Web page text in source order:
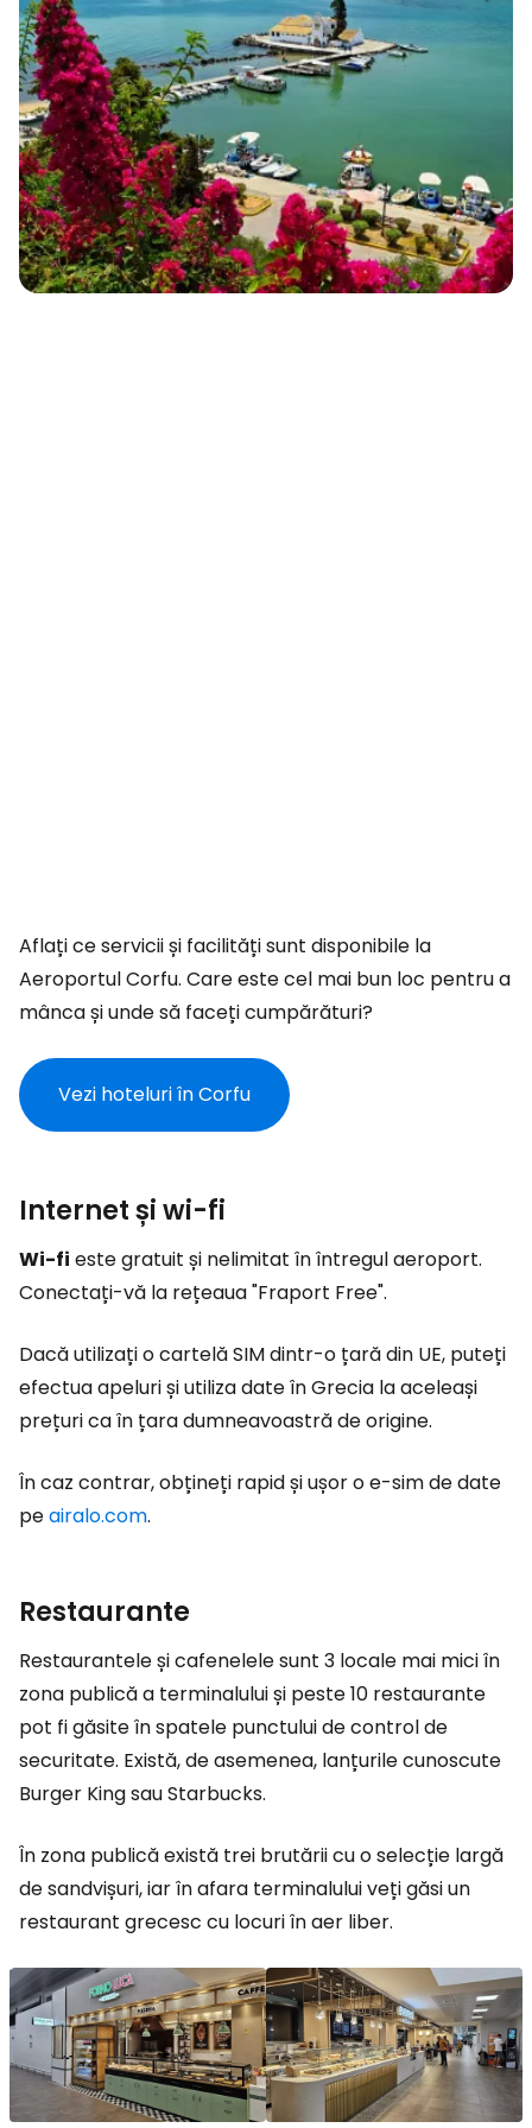
Aflați ce servicii și facilități sunt disponibile la
Aeroportul Corfu. Care este cel mai bun loc pentru a
mânca și unde să faceți cumpărături?
Vezi hoteluri în Corfu
Internet și wi-fi
Wi-fi este gratuit și nelimitat în întregul aeroport.
Conectați-vă la rețeaua "Fraport Free".
Dacă utilizați o cartelă SIM dintr-o țară din UE, puteți
efectua apeluri și utiliza date în Grecia la aceleași
prețuri ca în țara dumneavoastră de origine.
În caz contrar, obțineți rapid și ușor o e-sim de date
peairalo.com.
Restaurante
Restaurantele și cafenelele sunt 3 locale mai mici în
zona publică a terminalului și peste 10 restaurante
pot fi găsite în spatele punctului de control de
securitate. Există, de asemenea, lanțurile cunoscute
Burger King sau Starbucks.
În zona publică există trei brutării cu o selecție largă
de sandvișuri, iar în afara terminalului veți găsi un
restaurant grecesc cu locuri în aer liber.